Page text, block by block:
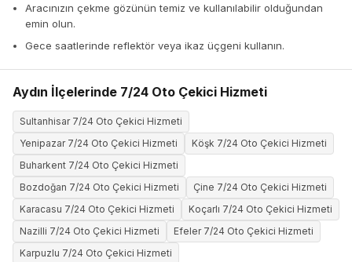
Aracınızın çekme gözünün temiz ve kullanılabilir olduğundan
emin olun.
Gece saatlerinde reflektör veya ikaz üçgeni kullanın.
Aydın İlçelerinde 7/24 Oto Çekici Hizmeti
Sultanhisar 7/24 Oto Çekici Hizmeti
Yenipazar 7/24 Oto Çekici Hizmeti
Köşk 7/24 Oto Çekici Hizmeti
Buharkent 7/24 Oto Çekici Hizmeti
Bozdoğan 7/24 Oto Çekici Hizmeti
Çine 7/24 Oto Çekici Hizmeti
Karacasu 7/24 Oto Çekici Hizmeti
Koçarlı 7/24 Oto Çekici Hizmeti
Nazilli 7/24 Oto Çekici Hizmeti
Efeler 7/24 Oto Çekici Hizmeti
Karpuzlu 7/24 Oto Çekici Hizmeti